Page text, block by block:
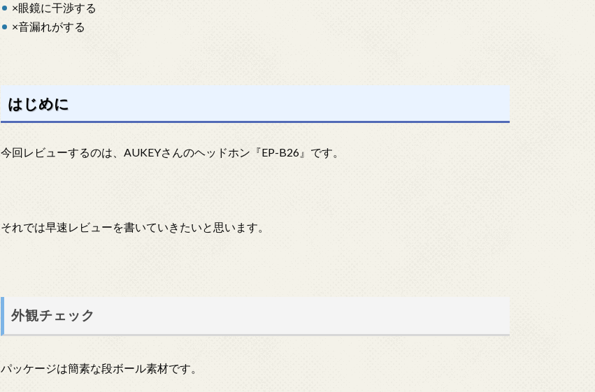
×眼鏡に干渉する
×音漏れがする
はじめに
今回レビューするのは、AUKEYさんのヘッドホン『EP-B26』です。
それでは早速レビューを書いていきたいと思います。
外観チェック
パッケージは簡素な段ボール素材です。